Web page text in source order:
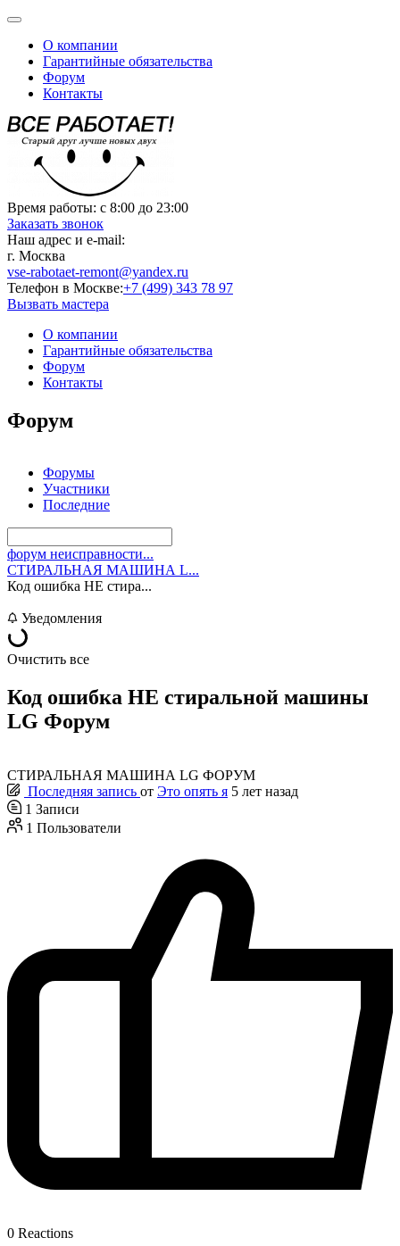
О компании
Гарантийные обязательства
Форум
Контакты
Время работы: с 8:00 до 23:00
Заказать звонок
Наш адрес и e-mail:
г. Москва
vse-rabotaet-remont@yandex.ru
Телефон в Москве:+7 (499) 343 78 97
Вызвать мастера
О компании
Гарантийные обязательства
Форум
Контакты
Форум
Форумы
Участники
Последние
форум неисправности...
СТИРАЛЬНАЯ МАШИНА L...
Код ошибка HE стира...
Уведомления
Очистить все
Код ошибка HE стиральной машины
LG Форум
СТИРАЛЬНАЯ МАШИНА LG ФОРУМ
Последняя запись от Это опять я 5 лет назад
1 Записи
1 Пользователи
0 Reactions